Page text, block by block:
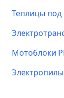
Теплицы под
Мотоблоки